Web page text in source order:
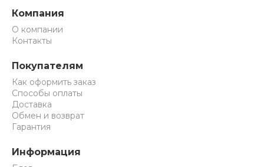
Компания
О компании
Контакты
Покупателям
Как оформить заказ
Способы оплаты
Доставка
Обмен и возврат
Гарантия
Информация